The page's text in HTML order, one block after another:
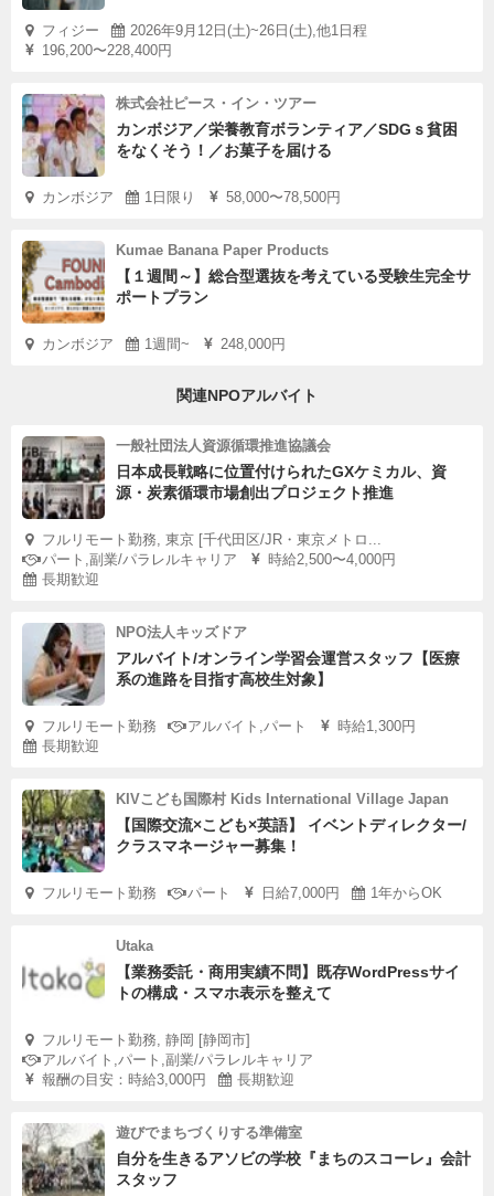
フィジー
2026年9月12日(土)~26日(土),他1日程
196,200〜228,400円
株式会社ピース・イン・ツアー
カンボジア／栄養教育ボランティア／SDGｓ貧困
をなくそう！／お菓子を届ける
カンボジア 1日限り 58,000〜78,500円
Kumae Banana Paper Products
【１週間～】総合型選抜を考えている受験生完全サ
ポートプラン
カンボジア 1週間~ 248,000円
関連NPOアルバイト
一般社団法人資源循環推進協議会
日本成長戦略に位置付けられたGXケミカル、資
源・炭素循環市場創出プロジェクト推進
フルリモート勤務, 東京 [千代田区/JR・東京メトロ...
パート,副業/パラレルキャリア
時給2,500〜4,000円
長期歓迎
NPO法人キッズドア
アルバイト/オンライン学習会運営スタッフ【医療
系の進路を目指す高校生対象】
フルリモート勤務 アルバイト,パート
時給1,300円
長期歓迎
KIVこども国際村 Kids International Village Japan
【国際交流×こども×英語】 イベントディレクター/
クラスマネージャー募集！
フルリモート勤務 パート 日給7,000円 1年からOK
Utaka
【業務委託・商用実績不問】既存WordPressサイ
トの構成・スマホ表示を整えて
フルリモート勤務, 静岡 [静岡市]
アルバイト,パート,副業/パラレルキャリア
報酬の目安：時給3,000円
長期歓迎
遊びでまちづくりする準備室
自分を生きるアソビの学校『まちのスコーレ』会計
スタッフ